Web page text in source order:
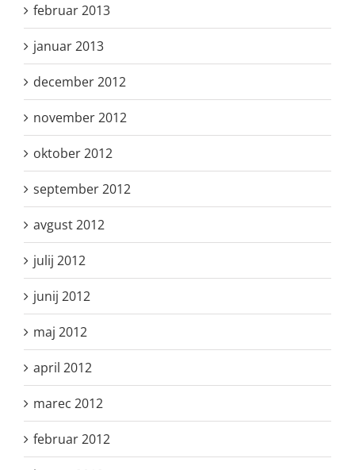
februar 2013
januar 2013
december 2012
november 2012
oktober 2012
september 2012
avgust 2012
julij 2012
junij 2012
maj 2012
april 2012
marec 2012
februar 2012